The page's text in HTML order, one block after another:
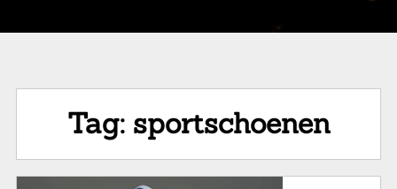
Tag: sportschoenen